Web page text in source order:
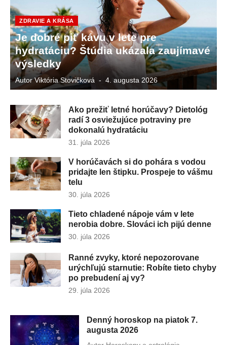
ZDRAVIE A KRÁSA
Je dobré piť kávu v lete pre
hydratáciu? Štúdia ukázala zaujímavé
výsledky
AutorViktória Stovičková
Publikované
dňa
4. augusta 2026
Ako prežiť letné horúčavy? Dietológ
radí 3 osviežujúce potraviny pre
dokonalú hydratáciu
Publikované
31. júla 2026
V horúčavách si do pohára s vodou
pridajte len štipku. Prospeje to vášmu
telu
Publikované
30. júla 2026
Tieto chladené nápoje vám v lete
nerobia dobre. Slováci ich pijú denne
Publikované
30. júla 2026
Ranné zvyky, ktoré nepozorovane
urýchľujú starnutie: Robíte tieto chyby
po prebudení aj vy?
Publikované
29. júla 2026
Denný horoskop na piatok 7.
augusta 2026